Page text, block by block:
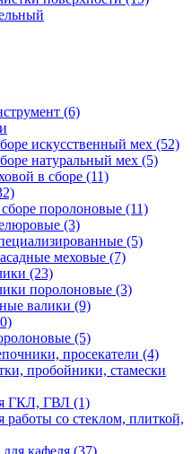
(6)
искусственный мех (52)
натуральный мех (5)
в сборе (11)
поролоновые (11)
(3)
(5)
меховые (7)
(23)
поролоновые (3)
валики (9)
(5)
просекатели (4)
пробойники, стамески
ГКЛ, ГВЛ (1)
работы со стеклом, плиткой,
кафеля (37)